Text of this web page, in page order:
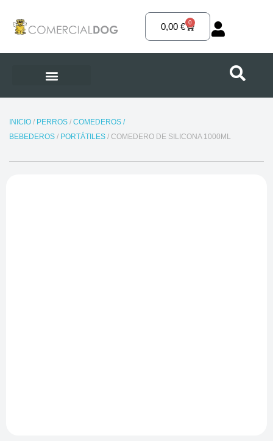
contenido
0,00€ 0
Carrito
INICIO/ PERROS/ COMEDEROS /
BEBEDEROS/ PORTÁTILES/ COMEDERO DE SILICONA 1000ML